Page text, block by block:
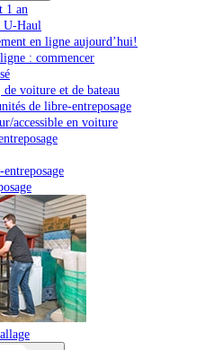
1 an
U-Haul
en ligne aujourd’hui!
: commencer
voiture et de bateau
de libre-entreposage
accessible en voiture